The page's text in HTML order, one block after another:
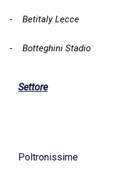
- Betitaly Lecce
- Botteghini Stadio
Settore
Poltronissime